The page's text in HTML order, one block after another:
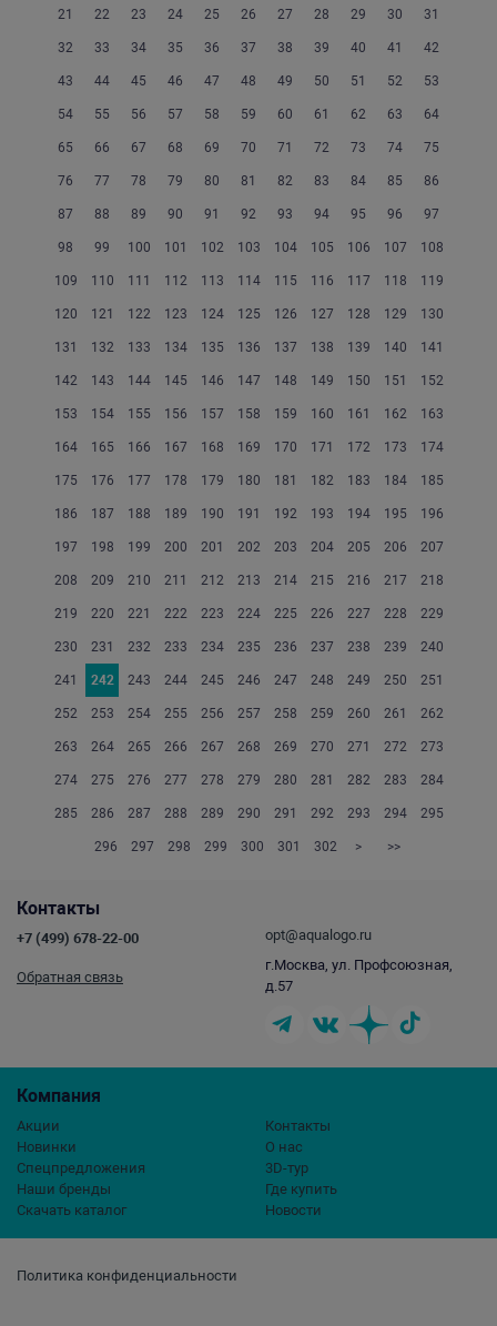
21 22 23 24 25 26 27 28 29 30 31
32 33 34 35 36 37 38 39 40 41 42
43 44 45 46 47 48 49 50 51 52 53
54 55 56 57 58 59 60 61 62 63 64
65 66 67 68 69 70 71 72 73 74 75
76 77 78 79 80 81 82 83 84 85 86
87 88 89 90 91 92 93 94 95 96 97
98 99 100 101 102 103 104 105 106 107 108
109 110 111 112 113 114 115 116 117 118 119
120 121 122 123 124 125 126 127 128 129 130
131 132 133 134 135 136 137 138 139 140 141
142 143 144 145 146 147 148 149 150 151 152
153 154 155 156 157 158 159 160 161 162 163
164 165 166 167 168 169 170 171 172 173 174
175 176 177 178 179 180 181 182 183 184 185
186 187 188 189 190 191 192 193 194 195 196
197 198 199 200 201 202 203 204 205 206 207
208 209 210 211 212 213 214 215 216 217 218
219 220 221 222 223 224 225 226 227 228 229
230 231 232 233 234 235 236 237 238 239 240
241 242 243 244 245 246 247 248 249 250 251
252 253 254 255 256 257 258 259 260 261 262
263 264 265 266 267 268 269 270 271 272 273
274 275 276 277 278 279 280 281 282 283 284
285 286 287 288 289 290 291 292 293 294 295
296 297 298 299 300 301 302 > >>
Политика конфиденциальности
Компания
Акции
Новинки
Спецпредложения
Наши бренды
Скачать каталог
Контакты
О нас
3D-тур
Где купить
Новости
Контакты
+7 (499) 678-22-00
Обратная связь
opt@aqualogo.ru
г.Москва, ул. Профсоюзная,
д.57